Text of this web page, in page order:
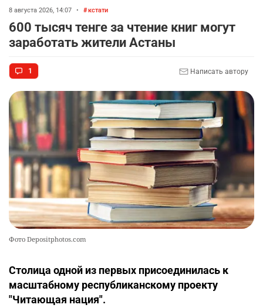
8 августа 2026, 14:07 • кстати
600 тысяч тенге за чтение книг могут
заработать жители Астаны
1 Написать автору
Фото Depositphotos.com
Столица одной из первых присоединилась к
масштабному республиканскому проекту
"Читающая нация".